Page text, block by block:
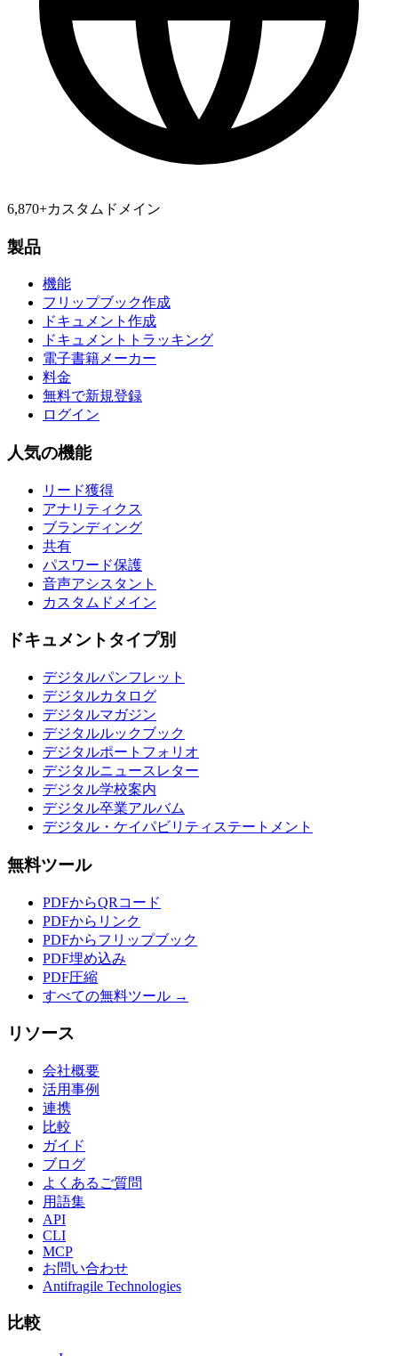
6,870+カスタムドメイン
製品
機能
フリップブック作成
ドキュメント作成
ドキュメントトラッキング
電子書籍メーカー
料金
無料で新規登録
ログイン
人気の機能
リード獲得
アナリティクス
ブランディング
共有
パスワード保護
音声アシスタント
カスタムドメイン
ドキュメントタイプ別
デジタルパンフレット
デジタルカタログ
デジタルマガジン
デジタルルックブック
デジタルポートフォリオ
デジタルニュースレター
デジタル学校案内
デジタル卒業アルバム
デジタル・ケイパビリティステートメント
無料ツール
PDFからQRコード
PDFからリンク
PDFからフリップブック
PDF埋め込み
PDF圧縮
すべての無料ツール →
リソース
会社概要
活用事例
連携
比較
ガイド
ブログ
よくあるご質問
用語集
API
CLI
MCP
お問い合わせ
Antifragile Technologies
比較